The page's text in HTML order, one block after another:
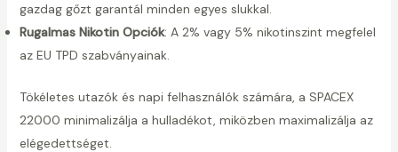
gazdag gőzt garantál minden egyes slukkal.
Rugalmas Nikotin Opciók: A 2% vagy 5% nikotinszint megfelel
az EU TPD szabványainak.
Tökéletes utazók és napi felhasználók számára, a SPACEX
22000 minimalizálja a hulladékot, miközben maximalizálja az
elégedettséget.